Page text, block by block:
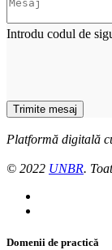
Introdu codul de
Trimite mesaj
Platformă digitală
© 2022 UNBR.
Domenii de practică